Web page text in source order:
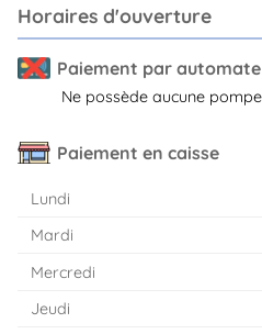
Horaires d'ouverture
Paiement par
Ne possède aucune
Paiement en caisse
Lundi
Mardi
Mercredi
Jeudi